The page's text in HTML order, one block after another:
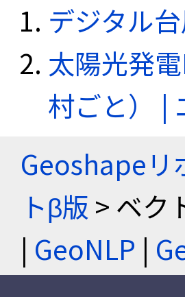
デジタル
太陽光発
村ごと） |
Geoshapeリ
トβ版 > ベク
| GeoNLP |